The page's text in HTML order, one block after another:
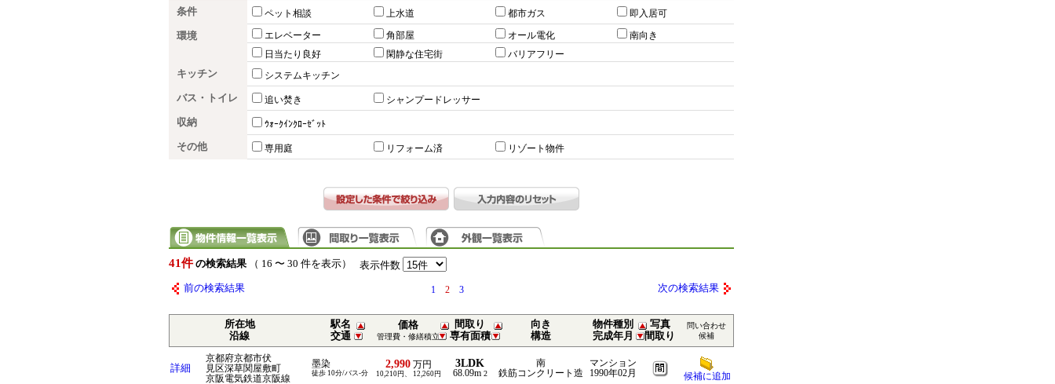
条件 ペット相談 上水道 都市ガス 即入居可
環境 エレベーター 角部屋 オール電化
南向き
日当たり良好
閑静な住宅街 バリアフリー
キッチン システムキッチン
バス・トイレ 追い焚き シャンプードレッサー
収納 ｳｫｰｸｲﾝｸﾛｰｾﾞｯﾄ
その他 専用庭 リフォーム済 リゾート物件
41件 の検索結果（ 16 〜 30 件を表示） 表示件数
前の検索結果 1 2 3 次の検索結果
所在地
沿線
駅名
交通
価格
管理費・修繕積立
間取り
専有面積
向き
構造
物件種別
完成年月
写真
間取り
問い合わせ
候補
詳細
京都府京都市伏
見区深草関屋敷町
京阪電気鉄道京阪線
墨染
徒歩 10分/バス-分
2,990万円
10,210円、 12,260円
3LDK
68.09m 2
南
鉄筋コンクリート造
マンション
1990年02月
候補に追加